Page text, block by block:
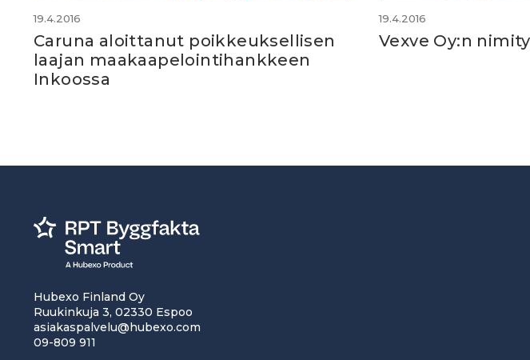
19.4.2016
Caruna aloittanut poikkeuksellisen
laajan maakaapelointihankkeen
Inkoossa
19.4.2016
Vexve Oy:n
Hubexo Finland Oy
Ruukinkuja 3, 02330 Espoo
asiakaspalvelu@hubexo.com
09-809 911